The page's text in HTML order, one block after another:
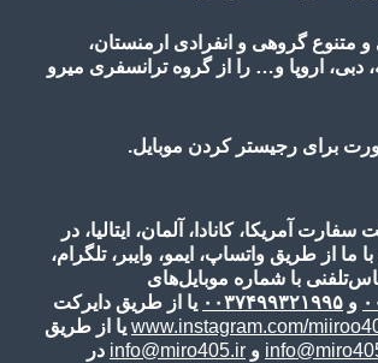
متنوع گروهی و انفرادی ارمنستان،
دبی، اروپا و… را از گروه ترانسفری میرو
برای رجیستر کردن موبایل.
آمریکا، کانادا، آلمان، ایتالیا، در
ما از طریق واتساپ، ایمو، وایبر، تلگرام،
با شماره موبایل‌های
و ۰۰۳۷۴۹۹۳۲۱۹۹۵ یا از طریق دایرکت
www.instagram.com/ یا از طریق
و info@miro405.ir در